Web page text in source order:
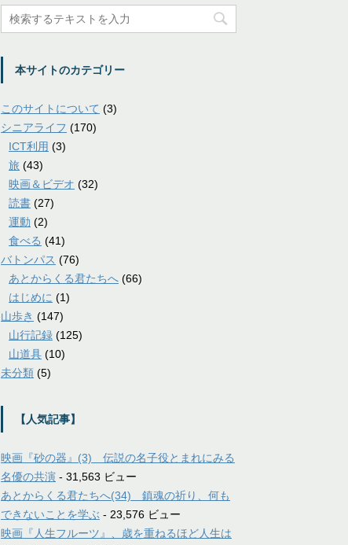
本サイトのカテゴリー
このサイトについて (3)
シニアライフ (170)
ICT利用 (3)
旅 (43)
映画＆ビデオ (32)
読書 (27)
運動 (2)
食べる (41)
バトンパス (76)
あとからくる君たちへ (66)
はじめに (1)
山歩き (147)
山行記録 (125)
山道具 (10)
未分類 (5)
【人気記事】
映画『砂の器』(3) 伝説の名子役とまれにみる
名優の共演 - 31,563 ビュー
あとからくる君たちへ(34) 鎮魂の祈り、何も
できないことを学ぶ - 23,576 ビュー
映画『人生フルーツ』、歳を重ねるほど人生は